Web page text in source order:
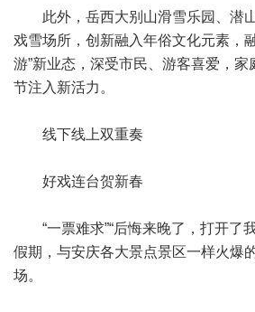
此外，岳西大别山滑雪乐园、潜
戏雪场所，创新融入年俗文化元素，
游”新业态，深受市民、游客喜爱，家
节注入新活力。
线下线上双重奏
好戏连台贺新春
“一票难求”“后悔来晚了，打开了
假期，与安庆各大景点景区一样火爆
场。